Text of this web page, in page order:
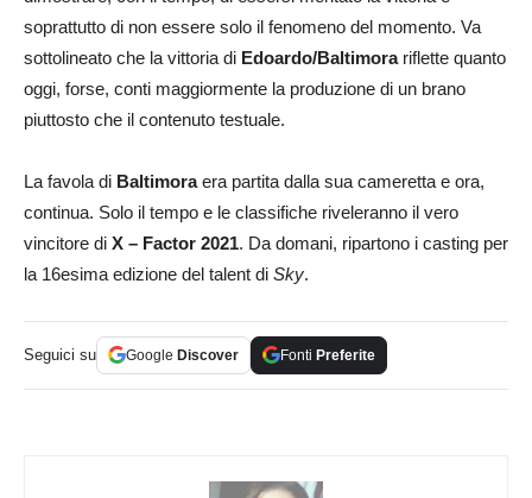
soprattutto di non essere solo il fenomeno del momento. Va
sottolineato che la vittoria di Edoardo/Baltimorariflette quanto
oggi, forse, conti maggiormente la produzione di un brano
piuttosto che il contenuto testuale.
La favola di Baltimoraera partita dalla sua cameretta e ora,
continua. Solo il tempo e le classifiche riveleranno il vero
vincitore di X – Factor 2021. Da domani, ripartono i casting per
la 16esima edizione del talent di Sky.
Seguici su Google Discover Fonti Preferite